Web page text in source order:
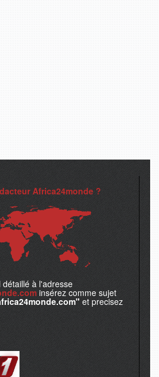
Africa24monde ?
à l'adresse
insérez comme sujet
et precisez